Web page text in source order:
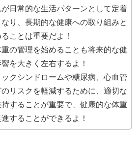
日常的な生活パターンとして定着
なり、長期的な健康への取り組みと
ことは重要だよ！
重の管理を始めることも将来的な健
を大きく左右するよ！
ックシンドロームや糖尿病、心血管
リスクを軽減するために、適切な
することが重要で、健康的な体重
することができるよ！